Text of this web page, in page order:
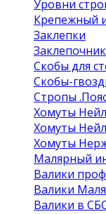
Уровни
Крепежный
Заклепки
Скобы для
Скобы-
Стропы
Хомуты
Хомуты
Хомуты
Малярный
Валики
Валики
Валики в